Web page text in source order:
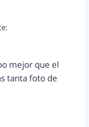
mejor que el
tanta foto de